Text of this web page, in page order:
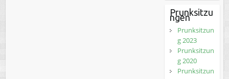
Prunksitzu
ngen
Prunksitzun
g 2023
Prunksitzun
g 2020
Prunksitzun